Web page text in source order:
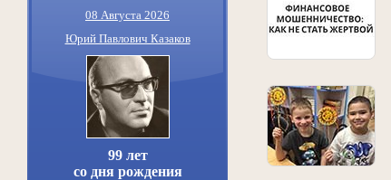
08 Августа 2026
Юрий Павлович Казаков
99 лет
со дня рождения